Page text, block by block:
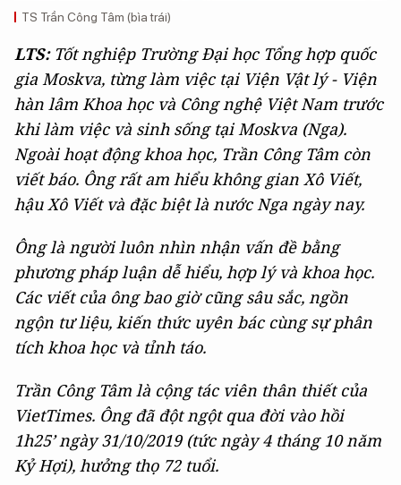
TS Trần Công Tâm (bìa trái)
LTS:Tốt nghiệp Trường Đại học Tổng hợp quốc
gia Moskva, từng làm việc tại Viện Vật lý - Viện
hàn lâm Khoa học và Công nghệ Việt Nam trước
khi làm việc và sinh sống tại Moskva (Nga).
Ngoài hoạt động khoa học, Trần Công Tâm còn
viết báo. Ông rất am hiểu không gian Xô Viết,
hậu Xô Viết và đặc biệt là nước Nga ngày nay.
Ông là người luôn nhìn nhận vấn đề bằng
phương pháp luận dễ hiểu, hợp lý và khoa học.
Các viết của ông bao giờ cũng sâu sắc, ngồn
ngộn tư liệu, kiến thức uyên bác cùng sự phân
tích khoa học và tỉnh táo.
Trần Công Tâm là cộng tác viên thân thiết của
VietTimes. Ông đã đột ngột qua đời vào hồi
1h25’ ngày 31/10/2019 (tức ngày 4 tháng 10 năm
Kỷ Hợi), hưởng thọ 72 tuổi.